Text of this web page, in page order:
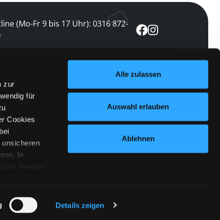
zur
für
Cookies
unsicheren
In
werden.
links
Details zeigen
Alle zulassen
Auswahl erlauben
Ablehnen
(Mo-Fr 9 bis 17 Uhr): 0316 872-
abonnieren
keine Veranstaltung verpassen
abonnieren